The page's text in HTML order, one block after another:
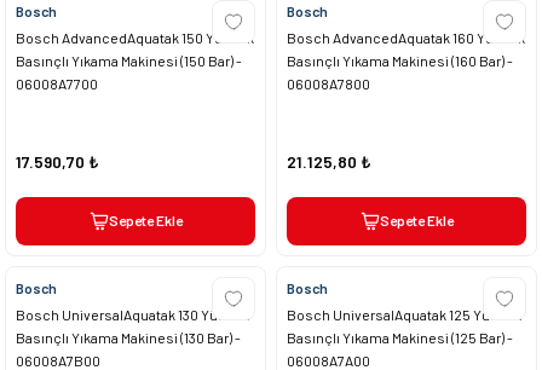
Bosch
Bosch AdvancedAquatak 150 Yüksek
Basınçlı Yıkama Makinesi (150 Bar) -
06008A7700
17.590,70 ₺
Sepete Ekle
Bosch
Bosch AdvancedAquatak 160 Yüksek
Basınçlı Yıkama Makinesi (160 Bar) -
06008A7800
21.125,80 ₺
Sepete Ekle
Bosch
Bosch UniversalAquatak 130 Yüksek
Basınçlı Yıkama Makinesi (130 Bar) -
06008A7B00
Bosch
Bosch UniversalAquatak 125 Yüksek
Basınçlı Yıkama Makinesi (125 Bar) -
06008A7A00